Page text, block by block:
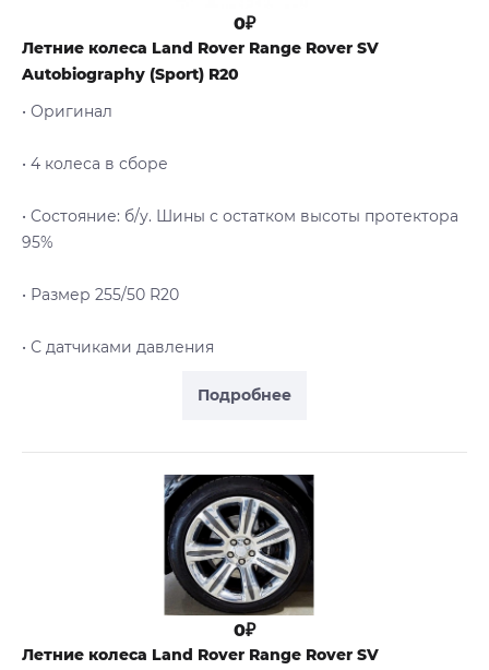
Подробнее
0₽
Летние колеса Land Rover Range Rover SV
Autobiography (Sport) R20
• Оригинал
• 4 колеса в сборе
• Cостояние: б/у. Шины с остатком высоты протектора
95%
• Размер 255/50 R20
• С датчиками давления
0₽
Летние колеса Land Rover Range Rover SV